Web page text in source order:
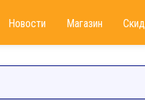
Новости Магазин